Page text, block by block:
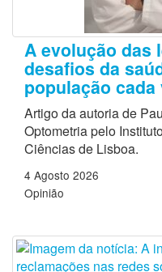
A evolução das
desafios da
população
Artigo da autoria de
Optometria pelo
Ciências de Lisboa.
4 Agosto 2026
Opinião